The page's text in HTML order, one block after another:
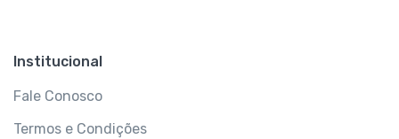
Institucional
Fale Conosco
Termos e Condições